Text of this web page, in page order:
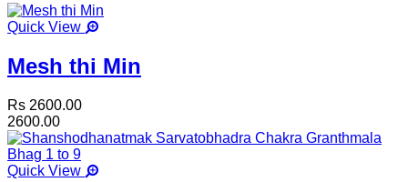
Quick View
Mesh thi Min
Rs 2600.00
2600.00
Quick View